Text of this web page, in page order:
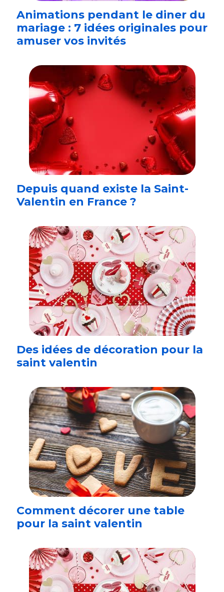
Animations pendant le diner du
mariage : 7 idées originales pour
amuser vos invités
Depuis quand existe la Saint-
Valentin en France ?
Des idées de décoration pour la
saint valentin
Comment décorer une table
pour la saint valentin